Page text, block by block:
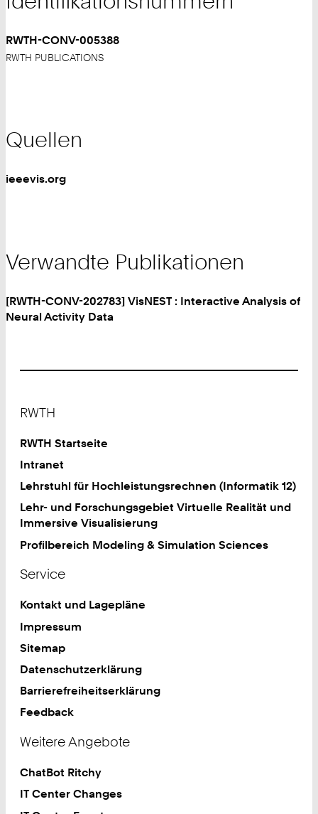
RWTH-CONV-005388
RWTH PUBLICATIONS
Quellen
ieeevis.org
Verwandte Publikationen
[RWTH-CONV-202783] VisNEST : Interactive Analysis of
Neural Activity Data
RWTH
RWTH Startseite
Intranet
Lehrstuhl für Hochleistungsrechnen (Informatik 12)
Lehr- und Forschungsgebiet Virtuelle Realität und
Immersive Visualisierung
Profilbereich Modeling & Simulation Sciences
Service
Kontakt und Lagepläne
Impressum
Sitemap
Datenschutzerklärung
Barrierefreiheitserklärung
Feedback
Weitere Angebote
ChatBot Ritchy
IT Center Changes